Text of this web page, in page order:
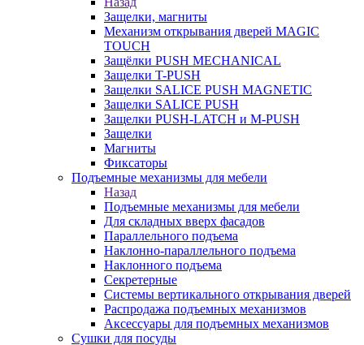
Защелки, магниты
Механизм открывания дверей MAGIC
TOUCH
Защёлки PUSH MECHANICAL
Защелки T-PUSH
Защелки SALICE PUSH MAGNETIC
Защелки SALICE PUSH
Защелки PUSH-LATCH и M-PUSH
Защелки
Магниты
Фиксаторы
Подъемные механизмы для мебели
Назад
Подъемные механизмы для мебели
Для складных вверх фасадов
Параллельного подъема
Наклонно-параллельного подъема
Наклонного подъема
Секретерные
Системы вертикального открывания дверей
Распродажа подъемных механизмов
Аксессуары для подъемных механизмов
Сушки для посуды